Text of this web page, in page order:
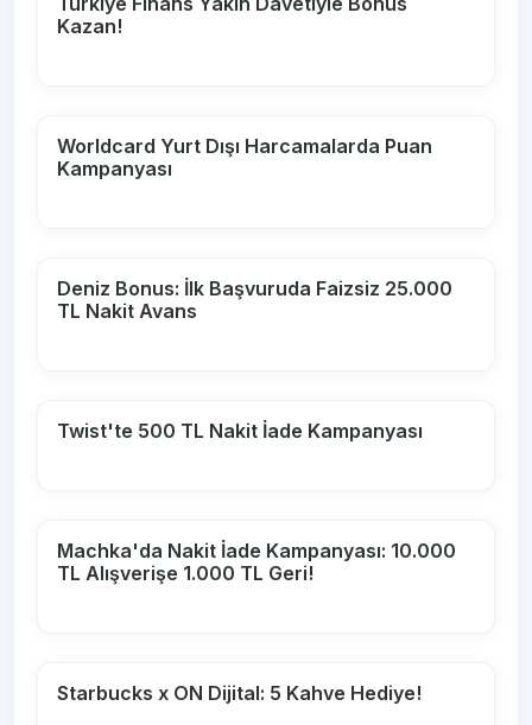
Kazan!
Worldcard Yurt Dışı Harcamalarda Puan
Kampanyası
Deniz Bonus: İlk Başvuruda Faizsiz 25.000
TL Nakit Avans
Twist'te 500 TL Nakit İade Kampanyası
Machka'da Nakit İade Kampanyası: 10.000
TL Alışverişe 1.000 TL Geri!
Starbucks x ON Dijital: 5 Kahve Hediye!